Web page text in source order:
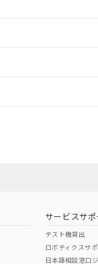
サービスサポ
テスト機貸出
ロボティクスサ
日本語相談窓口